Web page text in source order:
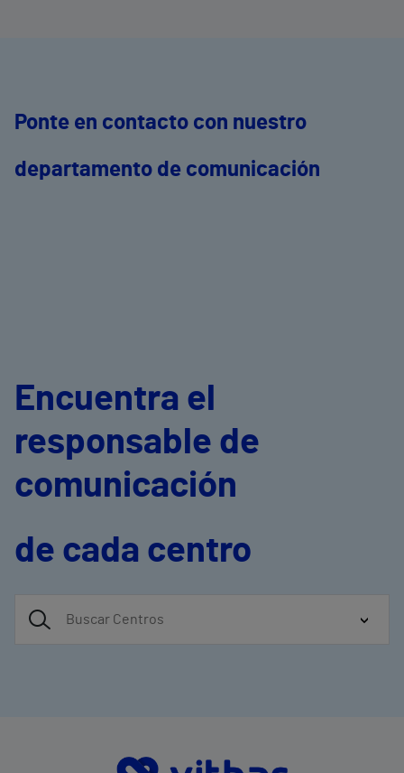
Ponte en contacto con nuestro
departamento de comunicación
Encuentra el
responsable de
comunicación
de cada centro